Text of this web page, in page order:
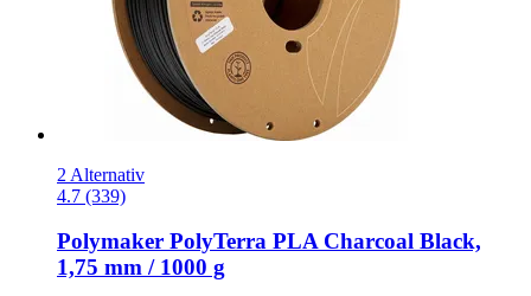
2 Alternativ
4.7 (339)
Polymaker PolyTerra PLA Charcoal Black,
1,75 mm / 1000 g